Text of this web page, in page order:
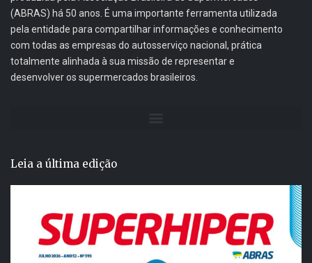
(ABRAS) há 50 anos. É uma importante ferramenta utilizada
pela entidade para compartilhar informações e conhecimento
com todas as empresas do autosserviço nacional, prática
totalmente alinhada à sua missão de representar e
desenvolver os supermercados brasileiros.
Leia a última edição